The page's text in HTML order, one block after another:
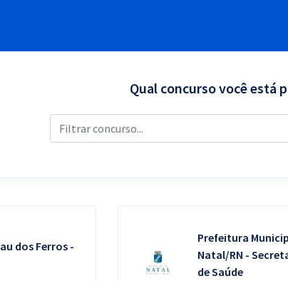
Qual concurso você está
dos Ferros -
Prefeitura
Natal/RN -
de Saúde